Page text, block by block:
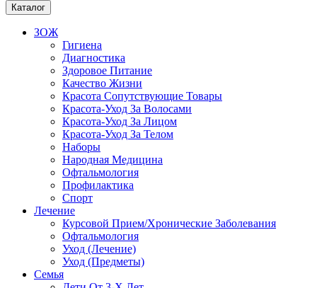
Каталог
ЗОЖ
Гигиена
Диагностика
Здоровое Питание
Качество Жизни
Красота Сопутствующие Товары
Красота-Уход За Волосами
Красота-Уход За Лицом
Красота-Уход За Телом
Наборы
Народная Медицина
Офтальмология
Профилактика
Спорт
Лечение
Курсовой Прием/Хронические Заболевания
Офтальмология
Уход (Лечение)
Уход (Предметы)
Семья